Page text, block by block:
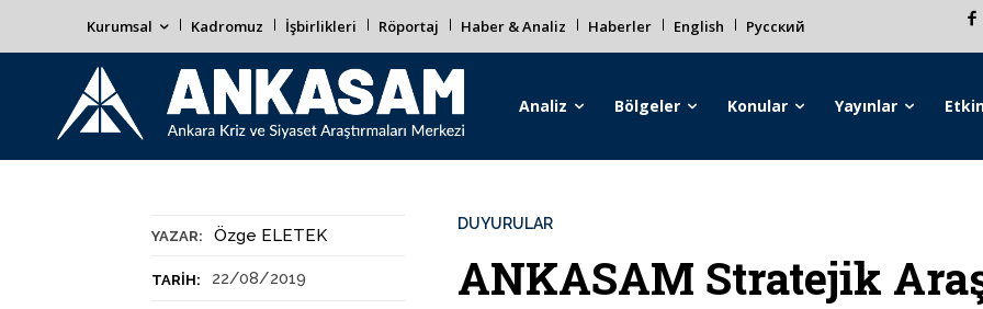
Kurumsal Kadromuz İşbirlikleri Röportaj Haber & Analiz Haberler English Русский
Analiz Bölgeler Konular Yayınlar
YAZAR: Özge ELETEK
TARIH: 22/08/2019
DUYURULAR
ANKASAM Stratejik